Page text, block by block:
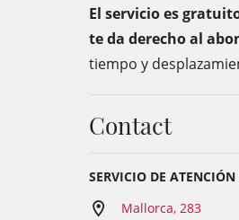
El servicio es
te da derecho al
tiempo y
Contact
SERVICIO DE
Mallorca, 283